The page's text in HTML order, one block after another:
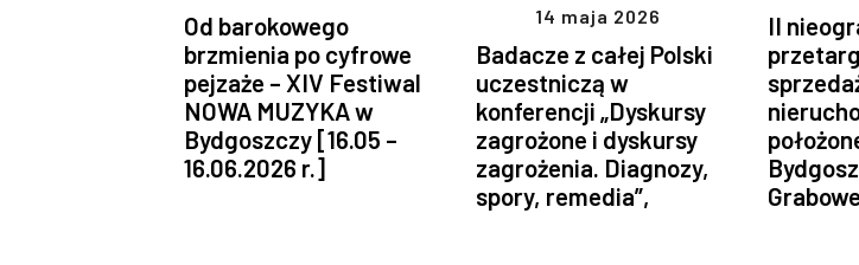
Od barokowego
brzmienia po cyfrowe
pejzaże – XIV Festiwal
NOWA MUZYKA w
Bydgoszczy [16.05 –
16.06.2026 r.]
14 maja 2026
Badacze z całej Polski
uczestniczą w
konferencji „Dyskursy
zagrożone i dyskursy
zagrożenia. Diagnozy,
spory, remedia”,
II